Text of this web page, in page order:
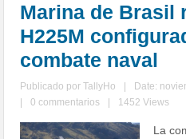
Marina de Brasil
H225M
combate naval
Publicado porTallyHo
Date:
0 commentarios 1452 Views
La